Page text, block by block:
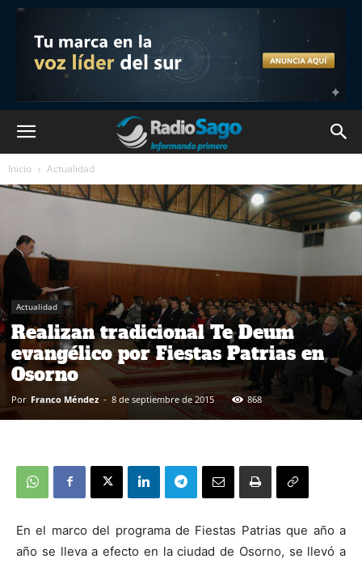
Inicio Actualidad
Actualidad
Realizan tradicional Te Deum
evangélico por Fiestas Patrias en
Osorno
Por Franco Méndez - 8 de septiembre de 2015 868
En el marco del programa de Fiestas Patrias que año a
año se lleva a efecto en la ciudad de Osorno, se llevó a